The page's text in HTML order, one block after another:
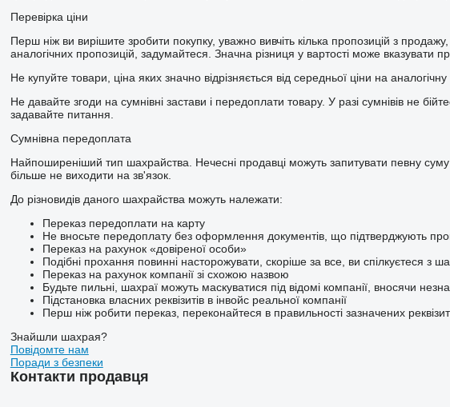
Перевірка ціни
Перш ніж ви вирішите зробити покупку, уважно вивчіть кілька пропозицій з
аналогічних пропозицій, задумайтеся. Значна різниця у вартості може вказувати
Не купуйте товари, ціна яких значно відрізняється від середньої ціни на аналогічну
Не давайте згоди на сумнівні застави і передоплати товару. У разі сумнівів не
задавайте питання.
Сумнівна передоплата
Найпоширеніший тип шахрайства. Нечесні продавці можуть запитувати певну
більше не виходити на зв'язок.
До різновидів даного шахрайства можуть належати:
Переказ передоплати на карту
Не вносьте передоплату без оформлення документів, що підтверджують
Переказ на рахунок «довіреної особи»
Подібні прохання повинні насторожувати, скоріше за все, ви спілкуєтеся з
Переказ на рахунок компанії зі схожою назвою
Будьте пильні, шахраї можуть маскуватися під відомі компанії, вносячи
Підстановка власних реквізитів в інвойс реальної компанії
Перш ніж робити переказ, переконайтеся в правильності зазначених
Знайшли шахрая?
Повідомте нам
Поради з безпеки
Контакти продавця